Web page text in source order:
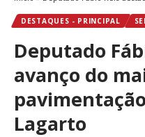
DESTAQUES - PRINCIPAL
Deputado
avanço do
Lagarto